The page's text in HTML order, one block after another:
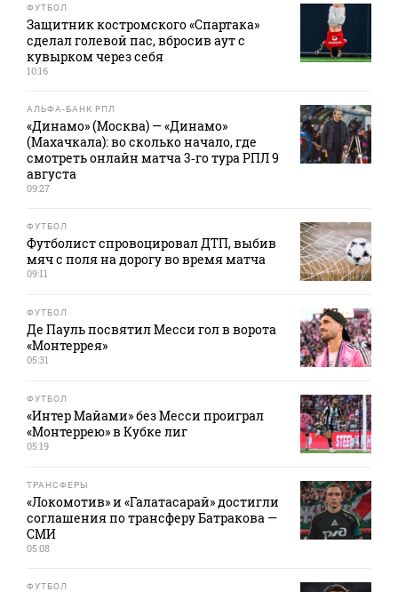
ФУТБОЛ
Защитник костромского «Спартака»
сделал голевой пас, вбросив аут с
кувырком через себя
10:16
АЛЬФА-БАНК РПЛ
«Динамо» (Москва) — «Динамо»
(Махачкала): во сколько начало, где
смотреть онлайн матча 3‑го тура РПЛ 9
августа
09:27
ФУТБОЛ
Футболист спровоцировал ДТП, выбив
мяч с поля на дорогу во время матча
09:11
ФУТБОЛ
Де Пауль посвятил Месси гол в ворота
«Монтеррея»
05:31
ФУТБОЛ
«Интер Майами» без Месси проиграл
«Монтеррею» в Кубке лиг
05:19
ТРАНСФЕРЫ
«Локомотив» и «Галатасарай» достигли
соглашения по трансферу Батракова —
СМИ
05:08
ФУТБОЛ